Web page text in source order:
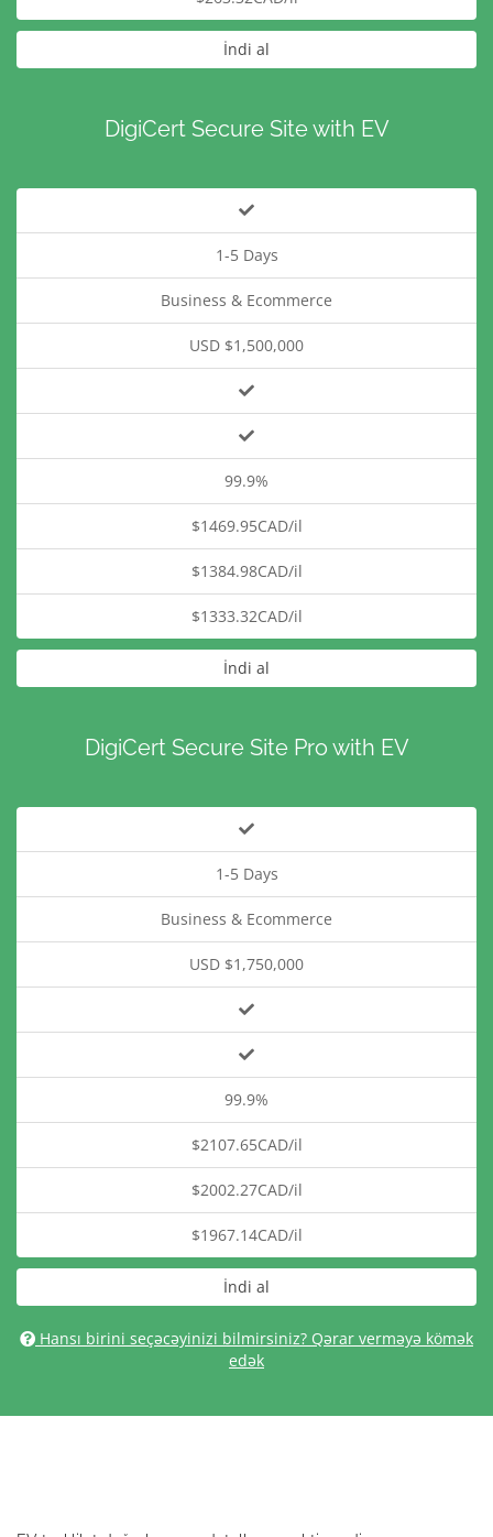
İndi al
DigiCert Secure Site with EV
1-5 Days
Business & Ecommerce
USD $1,500,000
99.9%
$1469.95CAD/il
$1384.98CAD/il
$1333.32CAD/il
İndi al
DigiCert Secure Site Pro with EV
1-5 Days
Business & Ecommerce
USD $1,750,000
99.9%
$2107.65CAD/il
$2002.27CAD/il
$1967.14CAD/il
İndi al
Hansı birini seçəcəyinizi bilmirsiniz? Qərar verməyə kömək
edək